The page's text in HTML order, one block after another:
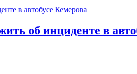
об инциденте в